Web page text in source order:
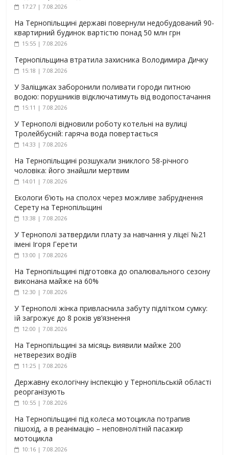
17:27 | 7.08.2026
На Тернопільщині державі повернули недобудований 90-
квартирний будинок вартістю понад 50 млн грн
15:55 | 7.08.2026
Тернопільщина втратила захисника Володимира Дичку
15:18 | 7.08.2026
У Заліщиках заборонили поливати городи питною
водою: порушників відключатимуть від водопостачання
15:11 | 7.08.2026
У Тернополі відновили роботу котельні на вулиці
Тролейбусній: гаряча вода повертається
14:33 | 7.08.2026
На Тернопільщині розшукали зниклого 58-річного
чоловіка: його знайшли мертвим
14:01 | 7.08.2026
Екологи б’ють на сполох через можливе забруднення
Серету на Тернопільщині
13:38 | 7.08.2026
У Тернополі затвердили плату за навчання у ліцеї №21
імені Ігоря Герети
13:00 | 7.08.2026
На Тернопільщині підготовка до опалювального сезону
виконана майже на 60%
12:30 | 7.08.2026
У Тернополі жінка привласнила забуту підлітком сумку:
їй загрожує до 8 років ув’язнення
12:00 | 7.08.2026
На Тернопільщині за місяць виявили майже 200
нетверезих водіїв
11:25 | 7.08.2026
Державну екологічну інспекцію у Тернопільській області
реорганізують
10:55 | 7.08.2026
На Тернопільщині під колеса мотоцикла потрапив
пішохід, а в реанімацію – неповнолітній пасажир
мотоцикла
10:16 | 7.08.2026